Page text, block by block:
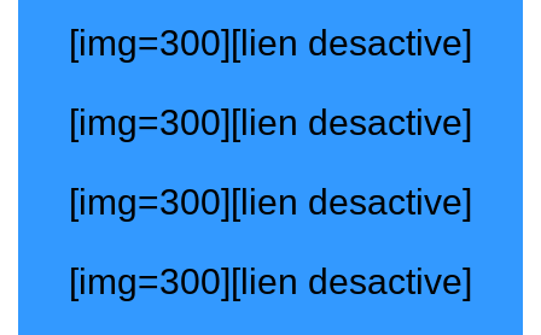
[img=300][lien desactive]
[img=300][lien desactive]
[img=300][lien desactive]
[img=300][lien desactive]